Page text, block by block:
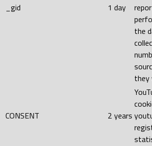
_gid 1 day
the
they
CONSENT 2 years